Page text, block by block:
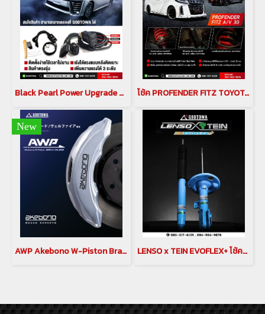
Black Pearl Power Upgrade Sport Plus E-Pedal Box คันเร่งไฟฟ้า Black Pearl สำหรับ alphard vellfire 30 2018-2023 กล่องเพิ่มสมรรถนะสำหรับรถยนต์โตโยต้าอัลพาร์ด เวลไฟร์ คันเร่งไฟฟ้าอัลพาร์ด เวลไฟร์ ตัวเร่งอัลพาร์ด เวลไฟร์ โช้ค PROFENDER FITZ TOYOTA Alphard Vellfire 30 โช้คอัพ Profender
New
AWP Akebono W-Piston Brake Caliper Alphard & Vellfire 30 LENSO x TEIN EVOFLEX+ โช้คอัพสมรรถนะสูง พร้อมระบบ Hydraulic Bump Stopper (H.B.S.)